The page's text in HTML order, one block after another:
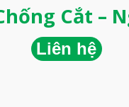
Cắt –
Liên hệ